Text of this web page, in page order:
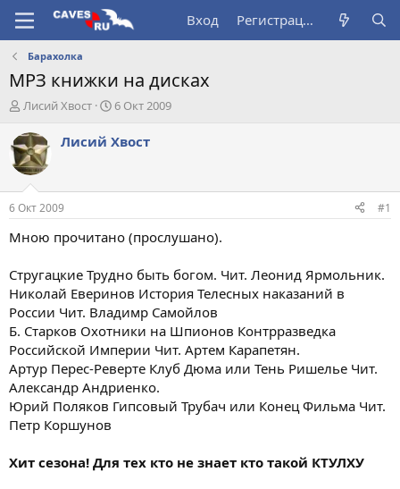
Вход Регистрация
Барахолка
МРЗ книжки на дисках
А
т
о
р
т
е
м
ы
Лисий Хвост
Д
т
а
л
6 Окт 2009
Лисий Хвост
6 Окт 2009 #1
Мною прочитано (прослушано).
Стругацкие Трудно быть богом. Чит. Леонид Ярмольник.
Николай Еверинов История Телесных наказаний в
России Чит. Владимр Самойлов
Б. Старков Охотники на Шпионов Контрразведка
Российской Империи Чит. Артем Карапетян.
Артур Перес-Реверте Клуб Дюма или Тень Ришелье Чит.
Александр Андриенко.
Юрий Поляков Гипсовый Трубач или Конец Фильма Чит.
Петр Коршунов
Хит сезона! Для тех кто не знает кто такой КТУЛХУ